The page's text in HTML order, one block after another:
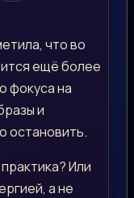
что во
ещё более
фокуса на
и
остановить.
Или
а не